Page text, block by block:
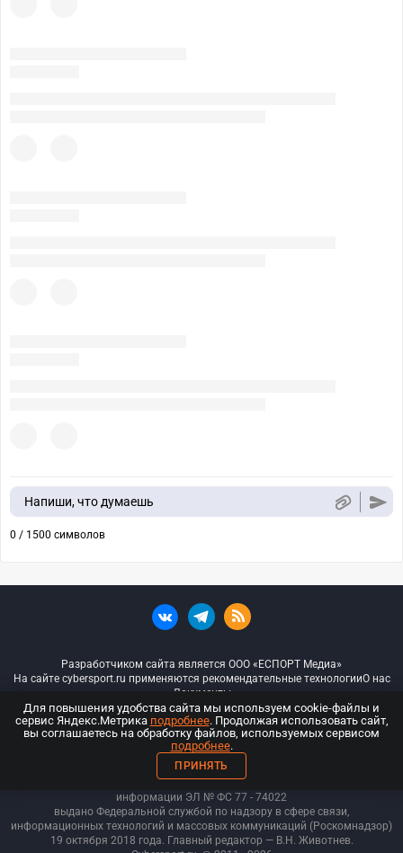
Напиши, что думаешь
0 / 1500 символов
Разработчиком сайта является ООО «ЕСПОРТ Медиа»
На сайте cybersport.ru применяются рекомендательные технологииО нас
Документы
© ООО «Киберспорт.ру» — Все права защищены
18+
ООО «Киберспорт.ру». Свидетельство о регистрации средств массовой
информации ЭЛ № ФС 77 - 74022
выдано Федеральной службой по надзору в сфере связи,
информационных технологий и массовых коммуникаций (Роскомнадзор)
19 октября 2018 года. Главный редактор — В.Н. Животнев.
Для повышения удобства сайта мы используем cookie-файлы и
сервис Яндекс.Метрика подробнее. Продолжая использовать сайт,
вы соглашаетесь на обработку файлов, используемых сервисом
подробнее.
ПРИНЯТЬ